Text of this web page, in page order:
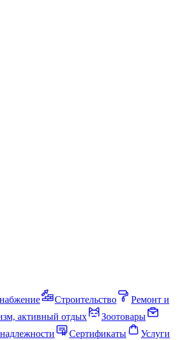
Строительство
Ремонт и
активный отдых
Зоотовары
Сертификаты
Услуги